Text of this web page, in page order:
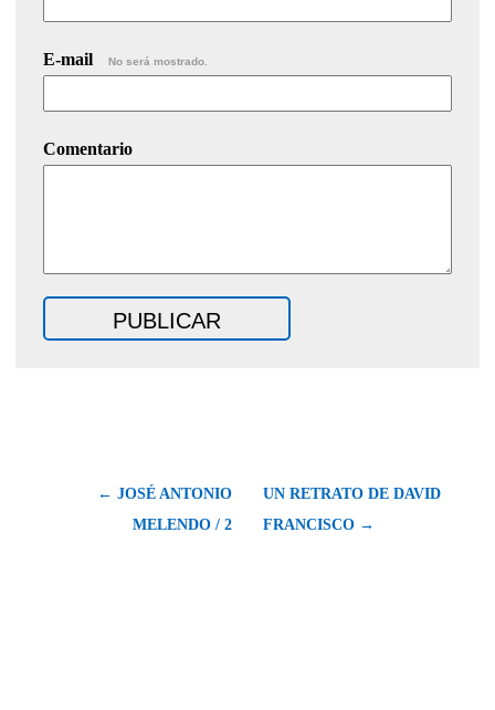
E-mail No será mostrado.
Comentario
← JOSÉ ANTONIO
MELENDO / 2
UN RETRATO DE DAVID
FRANCISCO →